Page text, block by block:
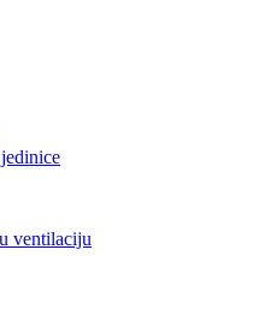
ventilaciju